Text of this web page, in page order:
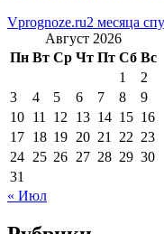
Vprognoze.ru2 месяца
Август 2026
Пн Вт Ср Чт Пт Сб Вс
1
2
3
4 5 6 7 8
9
10 11 12 13 14 15 16
17 18 19 20 21 22 23
24 25 26 27 28 29 30
31
« Июл